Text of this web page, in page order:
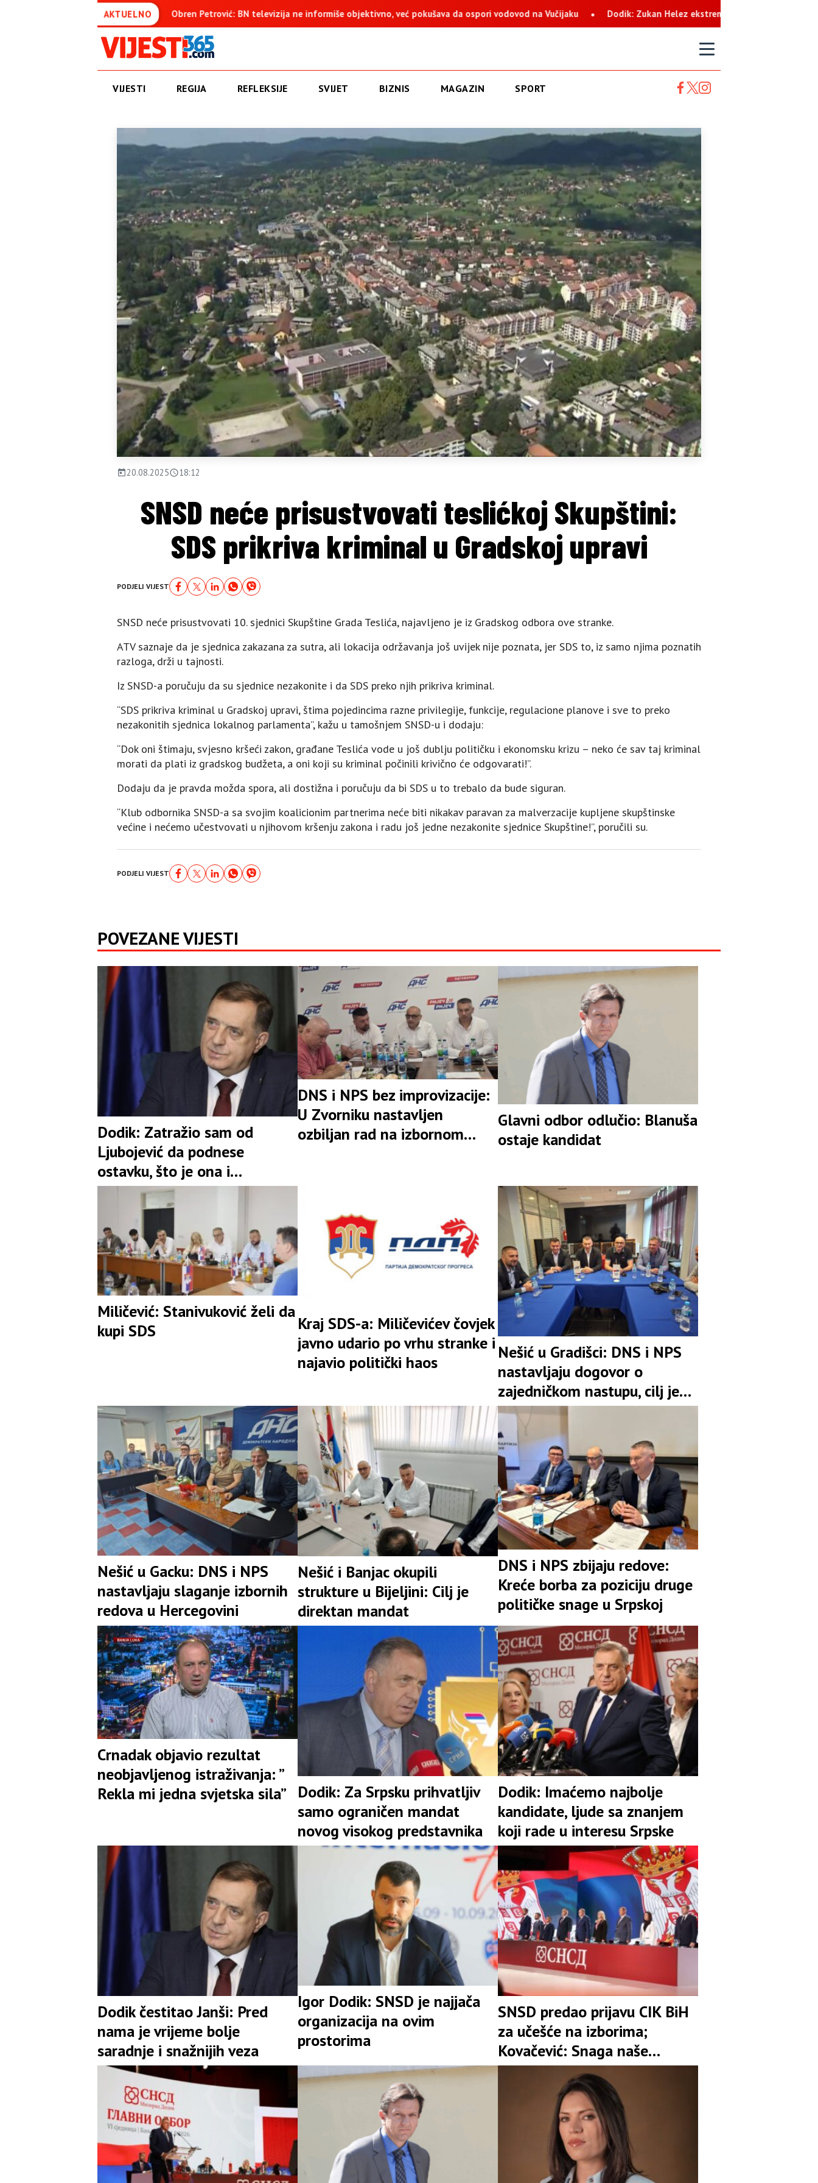
AKTUELNO
Obren Petrović: BN televizija ne informiše objektivno, već pokušava da ospori vodovod na Vučijaku Dodik: Zukan Helez ekstremista koji svaku priliku koristi za netrpeljivost prema
VIJESTI REGIJA REFLEKSIJE SVIJET BIZNIS MAGAZIN SPORT
20.08.2025 18:12
SNSD neće prisustvovati teslićkoj Skupštini:
SDS prikriva kriminal u Gradskoj upravi
PODJELI VIJEST
SNSD neće prisustvovati 10. sjednici Skupštine Grada Teslića, najavljeno je iz Gradskog odbora ove stranke.
ATV saznaje da je sjednica zakazana za sutra, ali lokacija održavanja još uvijek nije poznata, jer SDS to, iz samo njima poznatih
razloga, drži u tajnosti.
Iz SNSD-a poručuju da su sjednice nezakonite i da SDS preko njih prikriva kriminal.
“SDS prikriva kriminal u Gradskoj upravi, štima pojedincima razne privilegije, funkcije, regulacione planove i sve to preko
nezakonitih sjednica lokalnog parlamenta”, kažu u tamošnjem SNSD-u i dodaju:
“Dok oni štimaju, svjesno kršeći zakon, građane Teslića vode u još dublju političku i ekonomsku krizu – neko će sav taj kriminal
morati da plati iz gradskog budžeta, a oni koji su kriminal počinili krivično će odgovarati!”.
Dodaju da je pravda možda spora, ali dostižna i poručuju da bi SDS u to trebalo da bude siguran.
“Klub odbornika SNSD-a sa svojim koalicionim partnerima neće biti nikakav paravan za malverzacije kupljene skupštinske
većine i nećemo učestvovati u njihovom kršenju zakona i radu još jedne nezakonite sjednice Skupštine!”, poručili su.
PODJELI VIJEST
POVEZANE VIJESTI
Dodik: Zatražio sam od
Ljubojević da podnese
ostavku, što je ona i
prihvatila
DNS i NPS bez improvizacije:
U Zvorniku nastavljen
ozbiljan rad na izbornom
Glavni odbor odlučio: Blanuša
ostaje kandidat
Miličević: Stanivuković želi da
kupi SDS
Kraj SDS-a: Miličevićev čovjek
javno udario po vrhu stranke i
najavio politički haos
Nešić u Gradišci: DNS i NPS
nastavljaju dogovor o
zajedničkom nastupu, cilj je
snažna pozicija u koaliciji
Nešić u Gacku: DNS i NPS
nastavljaju slaganje izbornih
redova u Hercegovini
Nešić i Banjac okupili
strukture u Bijeljini: Cilj je
direktan mandat
DNS i NPS zbijaju redove:
Kreće borba za poziciju druge
političke snage u Srpskoj
Crnadak objavio rezultat
neobjavljenog istraživanja: ”
Rekla mi jedna svjetska sila”
Dodik: Za Srpsku prihvatljiv
samo ograničen mandat
novog visokog predstavnika
Dodik: Imaćemo najbolje
kandidate, ljude sa znanjem
koji rade u interesu Srpske
Dodik čestitao Janši: Pred
nama je vrijeme bolje
saradnje i snažnijih veza
Igor Dodik: SNSD je najjača
organizacija na ovim
prostorima
SNSD predao prijavu CIK BiH
za učešće na izborima;
Kovačević: Snaga naše
stranke je garant stabilnosti